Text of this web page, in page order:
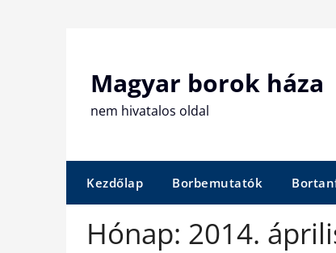
Magyar borok háza
nem hivatalos oldal
Kezdőlap Borbemutatók
Hónap: 2014.